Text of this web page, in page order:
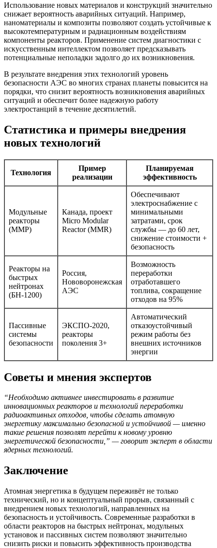
Использование новых материалов и конструкций значительно
снижает вероятность аварийных ситуаций. Например,
наноматериалы и композиты позволяют создать устойчивые к
высокотемпературным и радиационным воздействиям
компоненты реакторов. Применение систем диагностики с
искусственным интеллектом позволяет предсказывать
потенциальные неполадки задолго до их возникновения.
В результате внедрения этих технологий уровень
безопасности АЭС во многих странах планеты повысится на
порядки, что снизит вероятность возникновения аварийных
ситуаций и обеспечит более надежную работу
электростанций в течение десятилетий.
Статистика и примеры внедрения
новых технологий
Технология
Пример
реализации
Планируемая
эффективность
Модульные
реакторы
(ММР)
Канада, проект
Micro Modular
Reactor (MMR)
Обеспечивают
электроснабжение с
минимальными
затратами, срок
службы — до 60 лет,
снижение стоимости +
безопасность
Реакторы на
быстрых
нейтронах
(БН-1200)
Россия,
Нововоронежская
АЭС
Возможность
переработки
отработавшего
топлива, сокращение
отходов на 95%
Пассивные
системы
безопасности
ЭКСПО-2020,
реакторы
поколения 3+
Автоматический
отказоустойчивый
режим работы без
внешних источников
энергии
Советы и мнения экспертов
“Необходимо активнее инвестировать в развитие
инновационных реакторов и технологий переработки
радиоактивных отходов, чтобы сделать атомную
энергетику максимально безопасной и устойчивой — именно
такие решения позволят перейти к новому уровню
энергетической безопасности,” — говорит эксперт в области
ядерных технологий.
Заключение
Атомная энергетика в будущем переживёт не только
технический, но и концептуальный прорыв, связанный с
внедрением новых технологий, направленных на
безопасность и устойчивость. Современные разработки в
области реакторов на быстрых нейтронах, модульных
установок и пассивных систем позволяют значительно
снизить риски и повысить эффективность производства